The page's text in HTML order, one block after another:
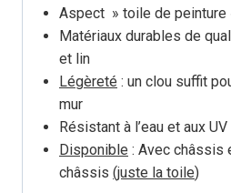
Aspect » toile de peinture
Matériaux durables de
et lin
Légèreté : un clou suffit
mur
Résistant à l’eau et aux UV
Disponible : Avec châssis
châssis (juste la toile)